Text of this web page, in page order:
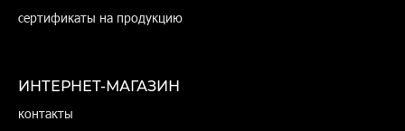
сертификаты на продукцию
ИНТЕРНЕТ-МАГАЗИН
контакты